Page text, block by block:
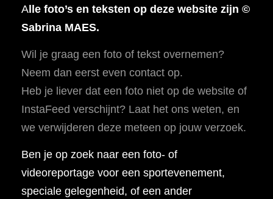
Alle foto’s en teksten op deze website zijn ©
Sabrina MAES.
Wil je graag een foto of tekst overnemen?
Neem dan eerst even contact op.
Heb je liever dat een foto niet op de website of
InstaFeed verschijnt? Laat het ons weten, en
we verwijderen deze meteen op jouw verzoek.
Ben je op zoek naar een foto- of
videoreportage voor een sportevenement,
speciale gelegenheid, of een ander